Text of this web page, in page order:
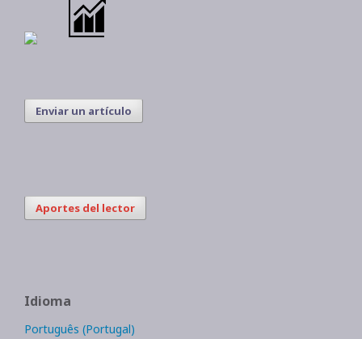
Enviar un artículo
Aportes del lector
Idioma
Português (Portugal)